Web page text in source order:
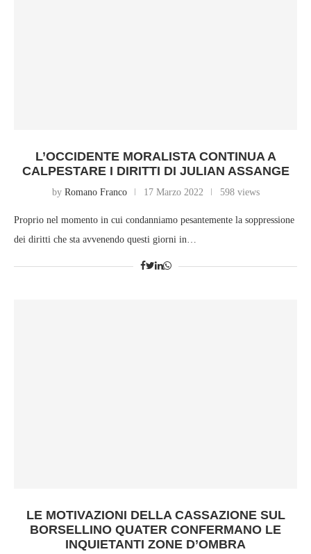
L’OCCIDENTE MORALISTA CONTINUA A
CALPESTARE I DIRITTI DI JULIAN ASSANGE
by Romano Franco 17 Marzo 2022 598 views
Proprio nel momento in cui condanniamo pesantemente la soppressione
dei diritti che sta avvenendo questi giorni in…
LE MOTIVAZIONI DELLA CASSAZIONE SUL
BORSELLINO QUATER CONFERMANO LE
INQUIETANTI ZONE D’OMBRA